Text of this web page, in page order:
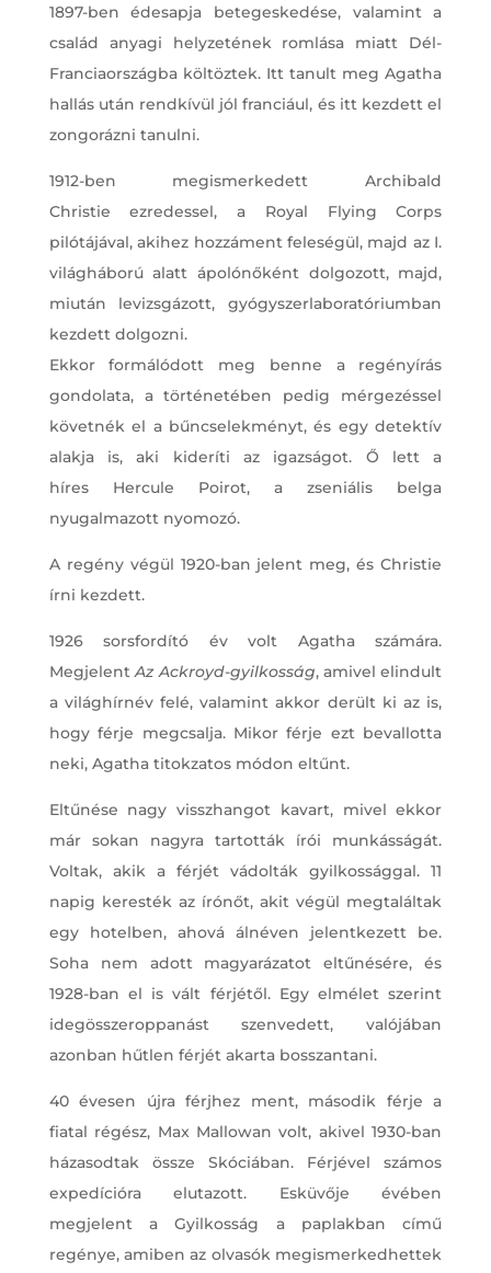
1897-ben édesapja betegeskedése, valamint a
család anyagi helyzetének romlása miatt Dél-
Franciaországba költöztek. Itt tanult meg Agatha
hallás után rendkívül jól franciául, és itt kezdett el
zongorázni tanulni.
1912-ben megismerkedett Archibald
Christie ezredessel, a Royal Flying Corps
pilótájával, akihez hozzáment feleségül, majd az I.
világháború alatt ápolónőként dolgozott, majd,
miután levizsgázott, gyógyszerlaboratóriumban
kezdett dolgozni.
Ekkor formálódott meg benne a regényírás
gondolata, a történetében pedig mérgezéssel
követnék el a bűncselekményt, és egy detektív
alakja is, aki kideríti az igazságot. Ő lett a
híres Hercule Poirot, a zseniális belga
nyugalmazott nyomozó.
A regény végül 1920-ban jelent meg, és Christie
írni kezdett.
1926 sorsfordító év volt Agatha számára.
MegjelentAz Ackroyd-gyilkosság, amivel elindult
a világhírnév felé, valamint akkor derült ki az is,
hogy férje megcsalja. Mikor férje ezt bevallotta
neki, Agatha titokzatos módon eltűnt.
Eltűnése nagy visszhangot kavart, mivel ekkor
már sokan nagyra tartották írói munkásságát.
Voltak, akik a férjét vádolták gyilkossággal. 11
napig keresték az írónőt, akit végül megtaláltak
egy hotelben, ahová álnéven jelentkezett be.
Soha nem adott magyarázatot eltűnésére, és
1928-ban el is vált férjétől. Egy elmélet szerint
idegösszeroppanást szenvedett, valójában
azonban hűtlen férjét akarta bosszantani.
40 évesen újra férjhez ment, második férje a
fiatal régész, Max Mallowan volt, akivel 1930-ban
házasodtak össze Skóciában. Férjével számos
expedícióra elutazott. Esküvője évében
megjelent a Gyilkosság a paplakban című
regénye, amiben az olvasók megismerkedhettek